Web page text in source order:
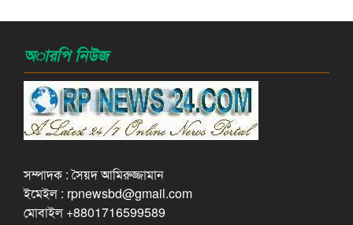
অারপি নিউজ
সম্পাদক : সৈয়দ আমিরুজ্জামান
ইমেইল : rpnewsbd@gmail.com
মোবাইল +8801716599589